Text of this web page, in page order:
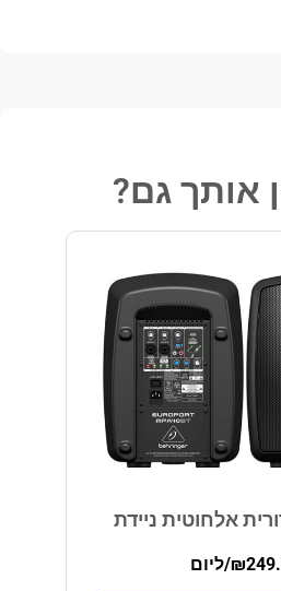
אותך גם?
אלחוטית ניידת
₪/ליום